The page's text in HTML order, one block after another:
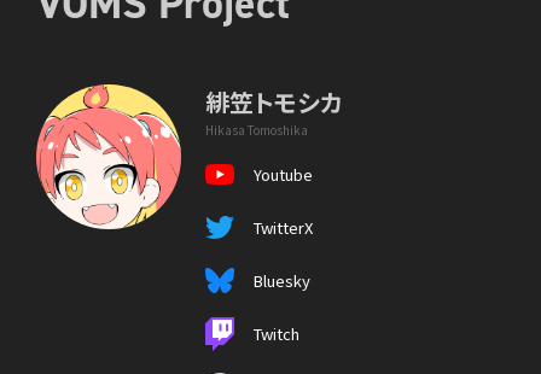
緋笠トモシカ
Hikasa Tomoshika
Youtube
TwitterX
Bluesky
Twitch